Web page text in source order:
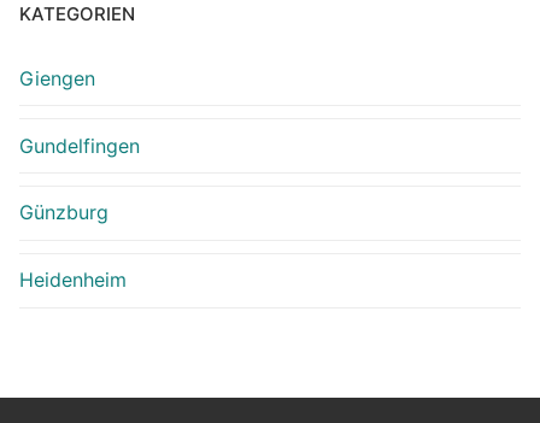
KATEGORIEN
Giengen
Gundelfingen
Günzburg
Heidenheim